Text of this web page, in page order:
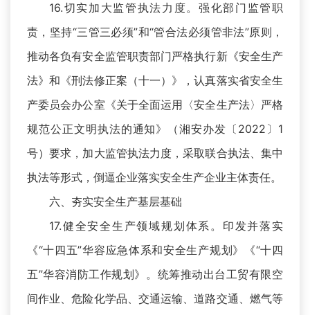
16.切实加大监管执法力度。强化部门监管职
责，坚持“三管三必须”和“管合法必须管非法”原则，
推动各负有安全监管职责部门严格执行新《安全生产
法》和《刑法修正案（十一）》，认真落实省安全生
产委员会办公室《关于全面运用〈安全生产法〉严格
规范公正文明执法的通知》（湘安办发〔2022〕1
号）要求，加大监管执法力度，采取联合执法、集中
执法等形式，倒逼企业落实安全生产企业主体责任。
六、夯实安全生产基层基础
17.健全安全生产领域规划体系。印发并落实
《“十四五”华容应急体系和安全生产规划》《“十四
五”华容消防工作规划》。统筹推动出台工贸有限空
间作业、危险化学品、交通运输、道路交通、燃气等